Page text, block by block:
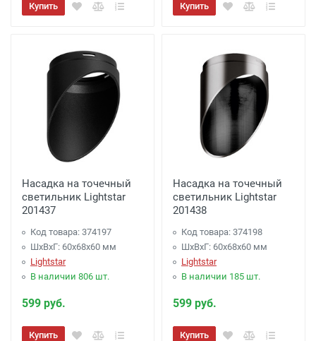
Купить Купить
Насадка на точечный
светильник Lightstar
201437
Код товара: 374197
ШхВхГ: 60x68x60 мм
Lightstar
В наличии 806 шт.
599 руб.
Купить
Насадка на точечный
светильник Lightstar
201438
Код товара: 374198
ШхВхГ: 60x68x60 мм
Lightstar
В наличии 185 шт.
599 руб.
Купить